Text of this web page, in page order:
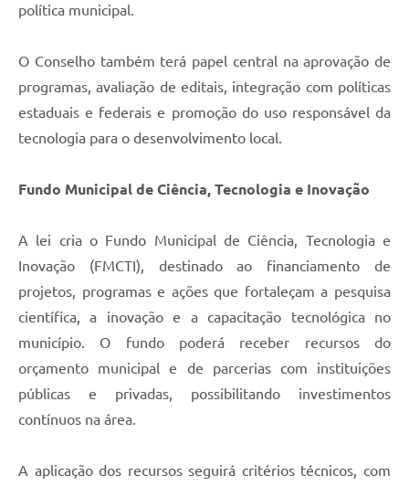
política municipal.
O Conselho também terá papel central na aprovação de
programas, avaliação de editais, integração com políticas
estaduais e federais e promoção do uso responsável da
tecnologia para o desenvolvimento local.
Fundo Municipal de Ciência, Tecnologia e Inovação
A lei cria o Fundo Municipal de Ciência, Tecnologia e
Inovação (FMCTI), destinado ao financiamento de
projetos, programas e ações que fortaleçam a pesquisa
científica, a inovação e a capacitação tecnológica no
município. O fundo poderá receber recursos do
orçamento municipal e de parcerias com instituições
públicas e privadas, possibilitando investimentos
contínuos na área.
A aplicação dos recursos seguirá critérios técnicos, com